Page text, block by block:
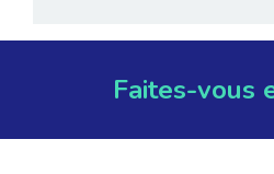
Faites-vous